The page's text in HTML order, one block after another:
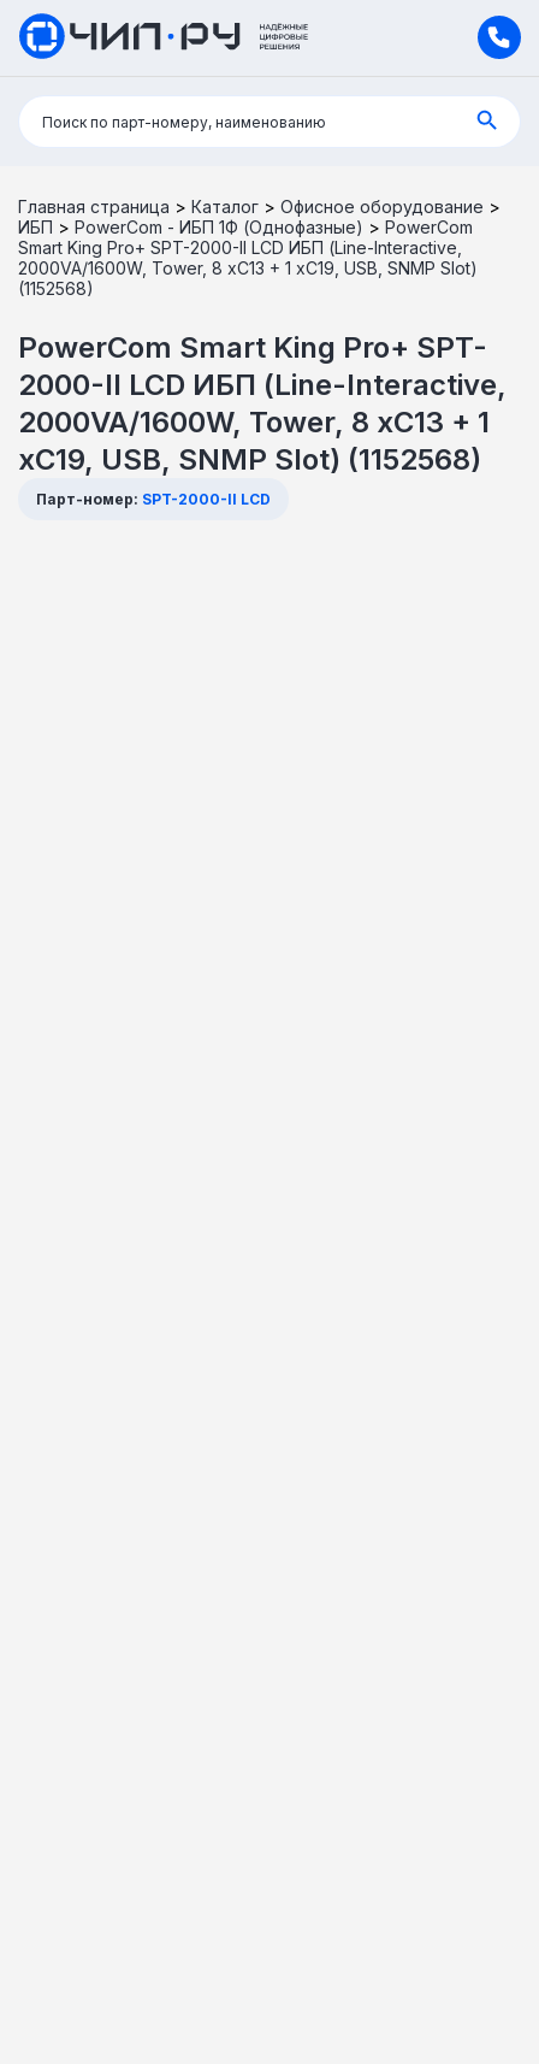
Поиск:
Поиск по парт-номеру, наименованию
Главная страница > Каталог > Офисное оборудование >
ИБП > PowerCom - ИБП 1Ф (Однофазные) > PowerCom
Smart King Pro+ SPT-2000-II LCD ИБП (Line-Interactive,
2000VA/1600W, Tower, 8 xC13 + 1 xC19, USB, SNMP Slot)
(1152568)
PowerCom Smart King Pro+ SPT-
2000-II LCD ИБП (Line-Interactive,
2000VA/1600W, Tower, 8 xC13 + 1
xC19, USB, SNMP Slot) (1152568)
Парт-номер: SPT-2000-II LCD